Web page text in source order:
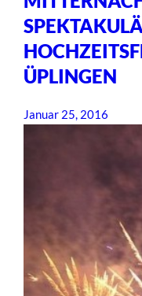
ÜPLINGEN
Januar 25, 2016